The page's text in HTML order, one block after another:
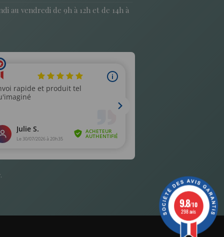
au vendredi de 9h à 12h et de 14h à
.
9.8/10
298 avis